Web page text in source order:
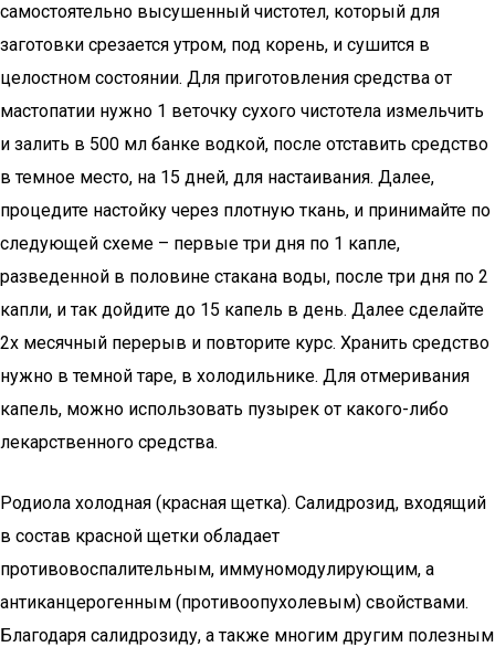
самостоятельно высушенный чистотел, который для
заготовки срезается утром, под корень, и сушится в
целостном состоянии. Для приготовления средства от
мастопатии нужно 1 веточку сухого чистотела измельчить
и залить в 500 мл банке водкой, после отставить средство
в темное место, на 15 дней, для настаивания. Далее,
процедите настойку через плотную ткань, и принимайте по
следующей схеме – первые три дня по 1 капле,
разведенной в половине стакана воды, после три дня по 2
капли, и так дойдите до 15 капель в день. Далее сделайте
2х месячный перерыв и повторите курс. Хранить средство
нужно в темной таре, в холодильнике. Для отмеривания
капель, можно использовать пузырек от какого-либо
лекарственного средства.
Родиола холодная (красная щетка). Салидрозид, входящий
в состав красной щетки обладает
противовоспалительным, иммуномодулирующим, а
антиканцерогенным (противоопухолевым) свойствами.
Благодаря салидрозиду, а также многим другим полезным